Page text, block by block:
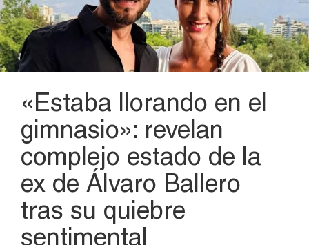
«Estaba llorando en el
gimnasio»: revelan
complejo estado de la
ex de Álvaro Ballero
tras su quiebre
sentimental